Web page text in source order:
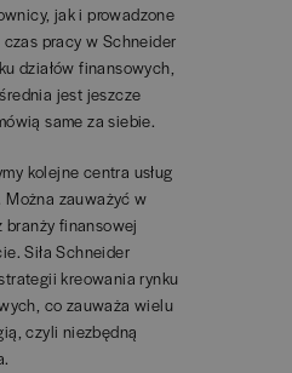
jak i prowadzone
pracy w Schneider
działów finansowych,
jest jeszcze
same za siebie.
kolejne centra usług
zauważyć w
branży finansowej
Siła Schneider
kreowania rynku
co zauważa wielu
czyli niezbędną